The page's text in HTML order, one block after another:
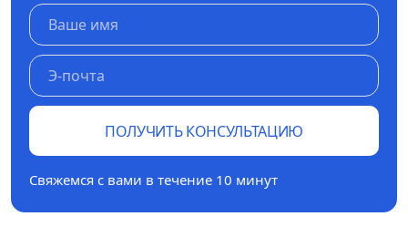
ПОЛУЧИТЬ КОНСУЛЬТАЦИЮ
Свяжемся с вами в течение 10 минут